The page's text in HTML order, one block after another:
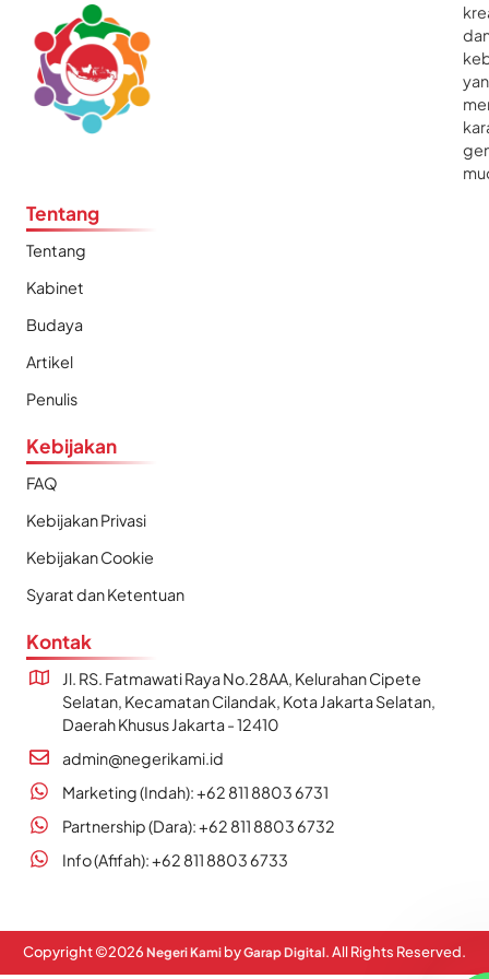
Tentang
Tentang
Kabinet
Budaya
Artikel
Penulis
Kebijakan
FAQ
Kebijakan Privasi
Kebijakan Cookie
Syarat dan Ketentuan
Kontak
Jl. RS. Fatmawati Raya No.28AA, Kelurahan Cipete
Selatan, Kecamatan Cilandak, Kota Jakarta Selatan,
Daerah Khusus Jakarta - 12410
admin@negerikami.id
Marketing (Indah): +62 811 8803 6731
Partnership (Dara): +62 811 8803 6732
Info (Afifah): +62 811 8803 6733
Copyright ©2026 Negeri Kami byGarap Digital. All Rights Reserved.